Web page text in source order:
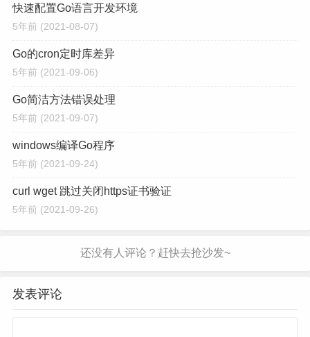
快速配置Go语言开发环境
5年前 (2021-08-07)
Go的cron定时库差异
5年前 (2021-09-06)
Go简洁方法错误处理
5年前 (2021-09-07)
windows编译Go程序
5年前 (2021-09-24)
curl wget 跳过关闭https证书验证
5年前 (2021-09-26)
发表评论